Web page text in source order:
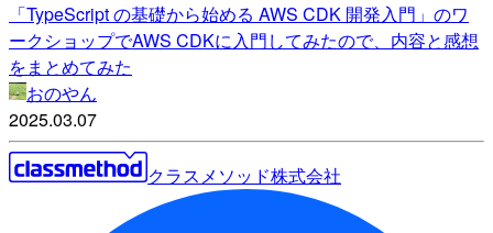
「TypeScript の基礎から始める AWS CDK 開発入門」のワ
ークショップでAWS CDKに入門してみたので、内容と感想
をまとめてみた
おのやん
2025.03.07
クラスメソッド株式会社